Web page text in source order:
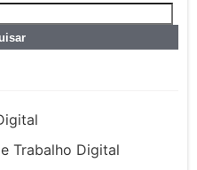
Trabalho Digital